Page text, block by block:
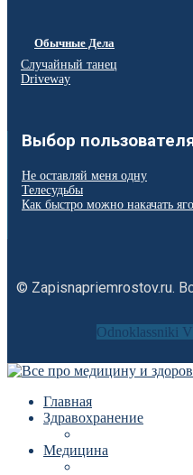
Обычные Дела
Случайный танец
Driveway
Выбор
Не оставляй меня одну
Телесудьбы
Как быстро можно накачать
© Zapisnapriemrostov.ru.
Odnoklassniki
Главная
Здравохранение
Медицина